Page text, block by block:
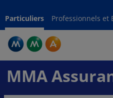
Particuliers Professionnels et
MMA